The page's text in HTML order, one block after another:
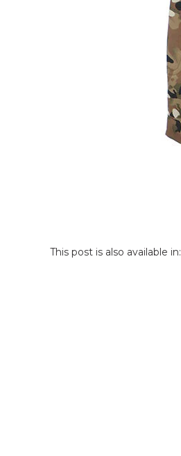
This post is also available in: